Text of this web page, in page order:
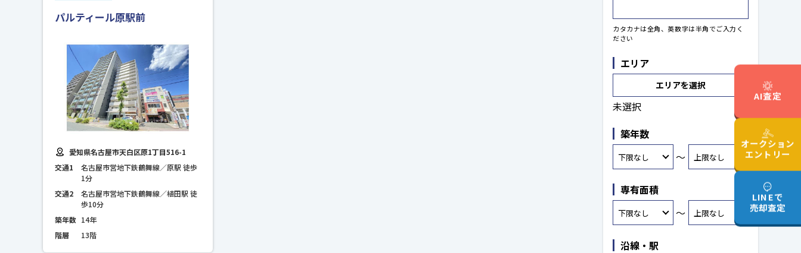
パルティール原駅前
愛知県名古屋市天白区原1丁目516-1
交通1
名古屋市営地下鉄鶴舞線／原駅 徒歩
1分
交通2
名古屋市営地下鉄鶴舞線／植田駅 徒
歩10分
築年数 14年
階層
13階
カタカナは全角、英数字は半角でご入力く
ださい
エリア
エリアを選択
未選択
築年数
～
専有面積
～
沿線・駅
AI査定
オークション
エントリー
LINEで
売却査定